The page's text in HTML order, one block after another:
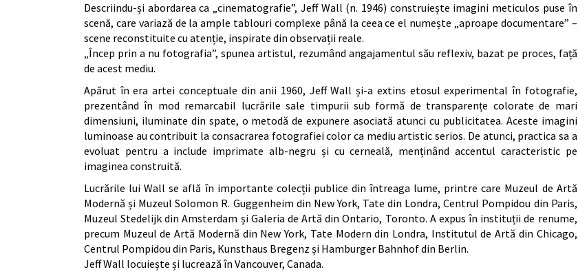
Descriindu-și abordarea ca „cinematografie”, Jeff Wall (n. 1946) construiește imagini meticulos puse în
scenă, care variază de la ample tablouri complexe până la ceea ce el numește „aproape documentare” –
scene reconstituite cu atenție, inspirate din observații reale.
„Încep prin a nu fotografia”, spunea artistul, rezumând angajamentul său reflexiv, bazat pe proces, față
de acest mediu.
Apărut în era artei conceptuale din anii 1960, Jeff Wall și-a extins etosul experimental în fotografie,
prezentând în mod remarcabil lucrările sale timpurii sub formă de transparențe colorate de mari
dimensiuni, iluminate din spate, o metodă de expunere asociată atunci cu publicitatea. Aceste imagini
luminoase au contribuit la consacrarea fotografiei color ca mediu artistic serios. De atunci, practica sa a
evoluat pentru a include imprimate alb-negru și cu cerneală, menținând accentul caracteristic pe
imaginea construită.
Lucrările lui Wall se află în importante colecții publice din întreaga lume, printre care Muzeul de Artă
Modernă și Muzeul Solomon R. Guggenheim din New York, Tate din Londra, Centrul Pompidou din Paris,
Muzeul Stedelijk din Amsterdam și Galeria de Artă din Ontario, Toronto. A expus în instituții de renume,
precum Muzeul de Artă Modernă din New York, Tate Modern din Londra, Institutul de Artă din Chicago,
Centrul Pompidou din Paris, Kunsthaus Bregenz și Hamburger Bahnhof din Berlin.
Jeff Wall locuiește și lucrează în Vancouver, Canada.